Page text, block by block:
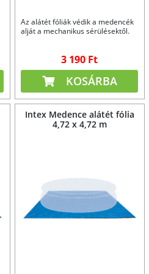
Az alátét fóliák védik a medencék
alját a mechanikus sérülésektől.
3 190 Ft
KOSÁRBA
Intex Medence alátét fólia
4,72 x 4,72 m